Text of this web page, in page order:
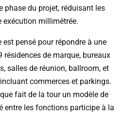
phase du projet, réduisant les
millimétrée.
est pensé pour répondre à une
résidences de marque, bureaux
salles de réunion, ballroom, et
commerces et parkings.
fait de la tour un modèle de
entre les fonctions participe à la